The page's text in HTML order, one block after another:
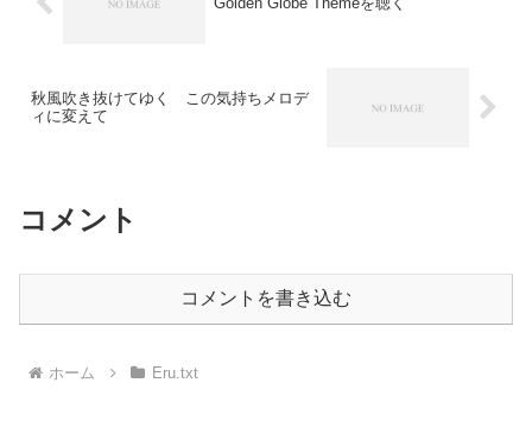
秋風吹き抜けてゆく この気持ちメロデ
ィに変えて
コメント
コメントを書き込む
ホーム Eru.txt